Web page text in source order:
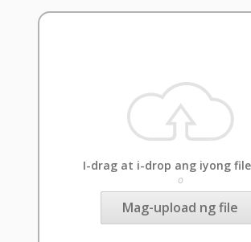
I-drag at i-drop ang iyong
o
Mag-upload ng file